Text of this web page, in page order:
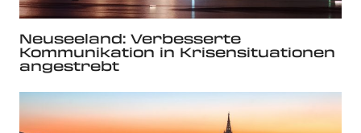
Neuseeland: Verbesserte
Kommunikation in Krisensituationen
angestrebt